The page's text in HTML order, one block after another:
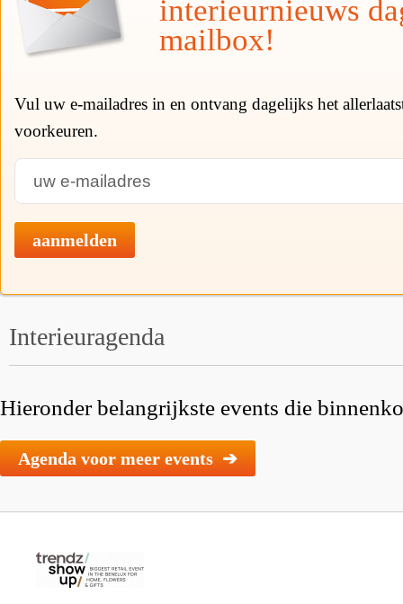
interieurnieuws
mailbox!
Vul uw e-mailadres in en ontvang dagelijks het
voorkeuren.
aanmelden
Interieuragenda
Hieronder belangrijkste events die
Agenda voor meer events ➔